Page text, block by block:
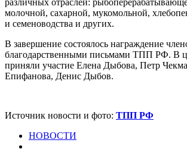
молочной, сахарной, мукомольной,
и семеноводства и других.
В завершение состоялось награждение
благодарственными письмами ТПП РФ. В
приняли участие Елена Дыбова, Петр
Епифанова, Денис Дыбов.
Источник новости и фото: ТПП РФ
НОВОСТИ